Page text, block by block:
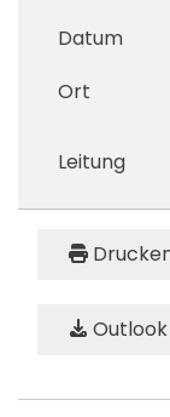
Datum
Ort
Leitung